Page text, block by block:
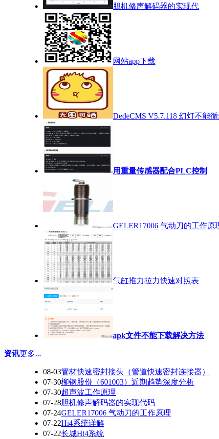
胆机修声解码器的实现代
网站app下载
DedeCMS V5.7.118 幻灯不能
用重量传感器配合PLC控制
GELER17006 气动刀的工作原
气缸推力拉力快速对照表
apk文件不能下载解决方法
资讯更多...
08-03管材快速密封接头（管道快速密封连接器）
07-30柳钢股份（601003）近期趋势深度分析
07-30超声波工作原理
07-28胆机修声解码器的实现代码
07-24GELER17006 气动刀的工作原理
07-22Hi4系统详解
07-22长城Hi4系统